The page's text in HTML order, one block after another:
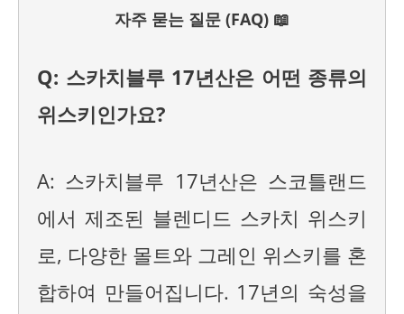
자주 묻는 질문 (FAQ) 📖
Q: 스카치블루 17년산은 어떤 종류의
위스키인가요?
A: 스카치블루 17년산은 스코틀랜드
에서 제조된 블렌디드 스카치 위스키
로, 다양한 몰트와 그레인 위스키를 혼
합하여 만들어집니다. 17년의 숙성을